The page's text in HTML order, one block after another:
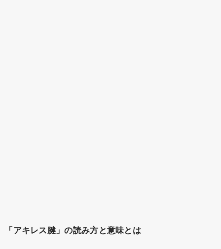
「アキレス腱」の読み方と意味とは